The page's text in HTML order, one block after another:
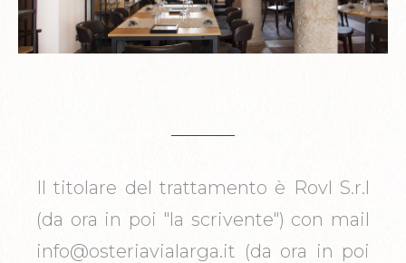
Il titolare del trattamento è Rovl S.r.l
(da ora in poi "la scrivente") con mail
info@osteriavialarga.it (da ora in poi